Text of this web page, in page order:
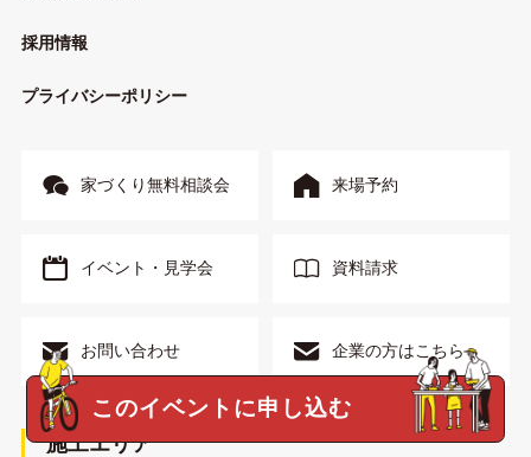
採用情報
プライバシーポリシー
家づくり無料相談会 来場予約
イベント・見学会 資料請求
お問い合わせ 企業の方はこちら
施工エリア
このイベントに申し込む